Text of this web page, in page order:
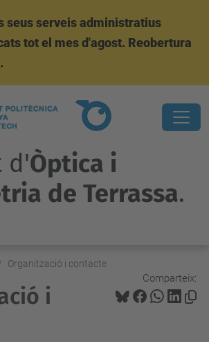
seus serveis administratius
tot el mes d'agost. Reobertura
d'Òptica i
de Terrassa.
Organització i contacte
Comparteix:
i